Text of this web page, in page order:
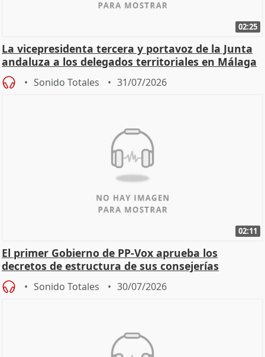
02:25
La vicepresidenta tercera y portavoz de la Junta
andaluza a los delegados territoriales en Málaga
Sonido Totales 31/07/2026
02:11
El primer Gobierno de PP-Vox aprueba los
decretos de estructura de sus consejerías
Sonido Totales 30/07/2026